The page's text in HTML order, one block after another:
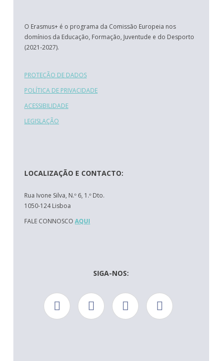
O Erasmus+ é o programa da Comissão Europeia nos
domínios da Educação, Formação, Juventude e do Desporto
(2021-2027).
PROTEÇÃO DE DADOS
POLÍTICA DE PRIVACIDADE
ACESSIBILIDADE
LEGISLAÇÃO
LOCALIZAÇÃO E CONTACTO:
Rua Ivone Silva, N.º 6, 1.º Dto.
1050-124 Lisboa
FALE CONNOSCO AQUI
SIGA-NOS: